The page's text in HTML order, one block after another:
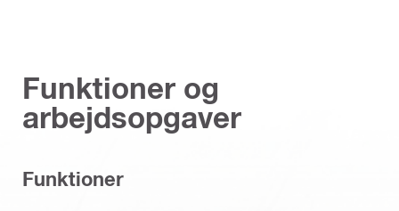
Funktioner og
arbejdsopgaver
Funktioner